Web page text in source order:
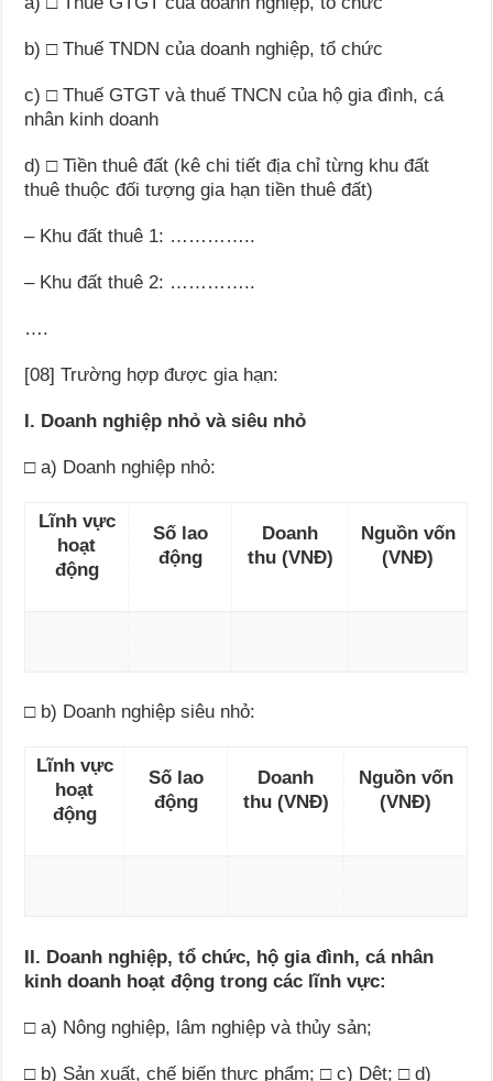
b)□ Thuế TNDN của doanh nghiệp, tổ chức
c)□ Thuế GTGT và thuế TNCN của hộ gia đình, cá
nhân kinh doanh
d)□ Tiền thuê đất (kê chi tiết địa chỉ từng khu đất
thuê thuộc đối tượng gia hạn tiền thuê đất)
– Khu đất thuê 1: …………..
– Khu đất thuê 2: …………..
….
[08] Trường hợp được gia hạn:
I. Doanh nghiệp nhỏ và siêu nhỏ
□ a) Doanh nghiệp nhỏ:
Lĩnh vực
hoạt
động
Số lao
động
Doanh
thu (VNĐ)
Nguồn vốn
(VNĐ)
□ b) Doanh nghiệp siêu nhỏ:
Lĩnh vực
hoạt
động
Số lao
động
Doanh
thu (VNĐ)
Nguồn vốn
(VNĐ)
II. Doanh nghiệp, tổ chức, hộ gia đình, cá nhân
kinh doanh hoạt động trong các lĩnh vực:
□ a) Nông nghiệp, lâm nghiệp và thủy sản;
□ b) Sản xuất, chế biến thực phẩm; □ c) Dệt; □ d)